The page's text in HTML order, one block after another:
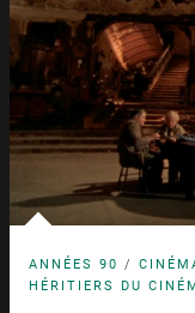
ANNÉES 90 /
HÉRITIERS DU